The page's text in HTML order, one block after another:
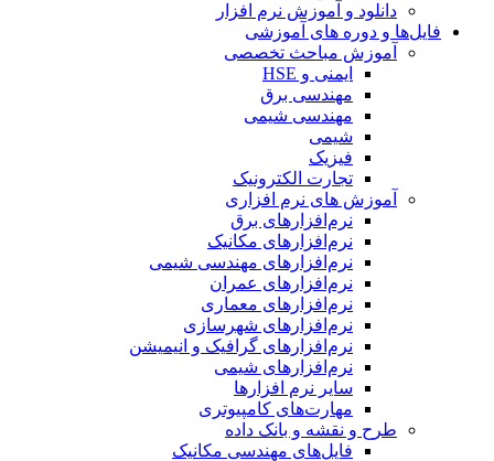
دانلود و آموزش نرم افزار
فایل‌ها و دوره های آموزشی
آموزش مباحث تخصصی
ایمنی و HSE
مهندسی برق
مهندسی شیمی
شیمی
فیزیک
تجارت الکترونیک
آموزش های نرم افزاری
نرم‌افزارهای برق
نرم‌افزارهای مکانیک
نرم‌افزارهای مهندسی شیمی
نرم‌افزارهای عمران
نرم‌افزارهای معماری
نرم‌افزارهای شهرسازی
نرم‌افزارهای گرافیک و انیمیشن
نرم‌افزارهای شیمی
سایر نرم افزارها
مهارت‌های کامپیوتری
طرح و نقشه و بانک داده
فایل‌های مهندسی مکانیک